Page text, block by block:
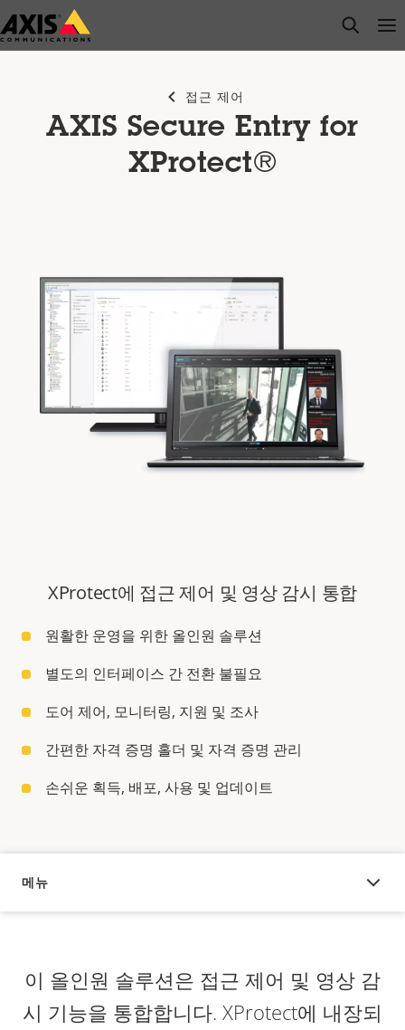
주
요
open
접근 제어
AXIS Secure Entry for
XProtect®
XProtect에 접근 제어 및 영상 감시 통합
원활한 운영을 위한 올인원 솔루션
별도의 인터페이스 간 전환 불필요
도어 제어, 모니터링, 지원 및 조사
간편한 자격 증명 홀더 및 자격 증명 관리
손쉬운 획득, 배포, 사용 및 업데이트
메뉴
오버뷰
이 올인원 솔루션은 접근 제어 및 영상 감
시 기능을 통합합니다. XProtect에 내장되